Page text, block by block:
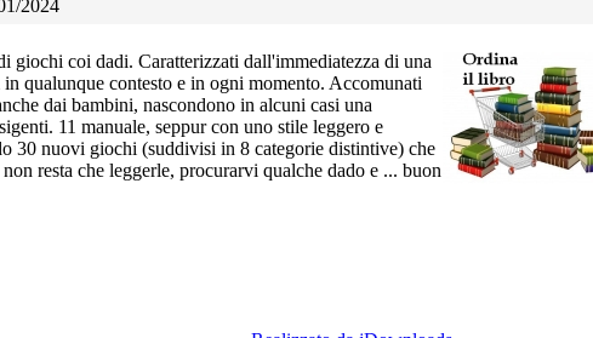
2024
giochi coi dadi. Caratterizzati dall'immediatezza di una
qualunque contesto e in ogni momento. Accomunati
dai bambini, nascondono in alcuni casi una
11 manuale, seppur con uno stile leggero e
30 nuovi giochi (suddivisi in 8 categorie distintive) che
resta che leggerle, procurarvi qualche dado e ... buon